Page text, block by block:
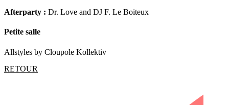
Afterparty : Dr. Love and DJ F. Le Boiteux
Petite salle
Allstyles by Cloupole Kollektiv
RETOUR